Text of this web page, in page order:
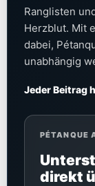
Ranglisten
Herzblut. Mit
dabei,
unabhängig
Jeder Beitrag
PÉTANQUE
direkt